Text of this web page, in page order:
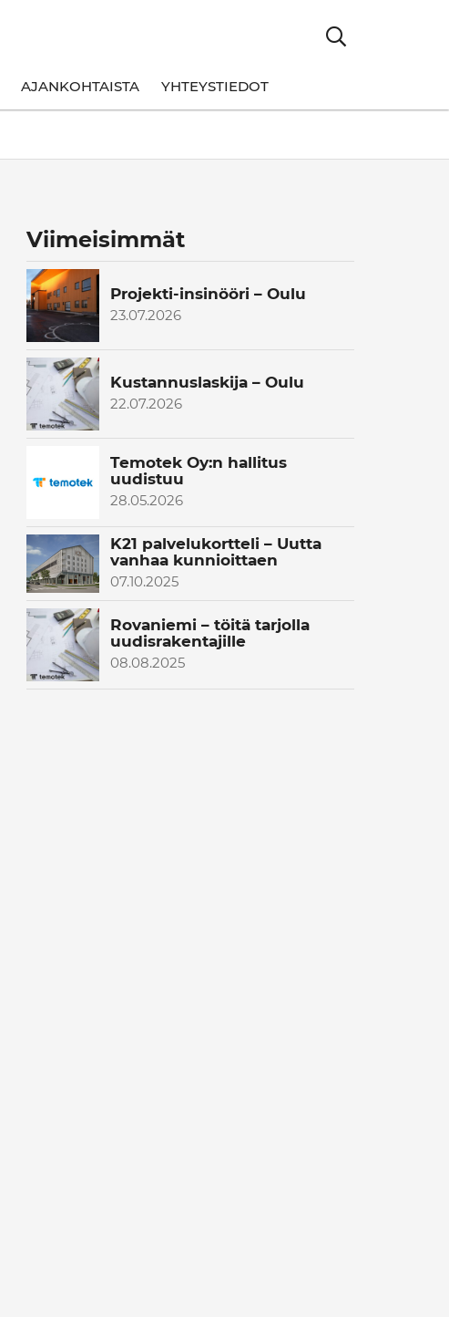
AJANKOHTAISTA YHTEYSTIEDOT
Viimeisimmät
Projekti-insinööri – Oulu
23.07.2026
Kustannuslaskija – Oulu
22.07.2026
Temotek Oy:n hallitus
uudistuu
28.05.2026
K21 palvelukortteli – Uutta
vanhaa kunnioittaen
07.10.2025
Rovaniemi – töitä tarjolla
uudisrakentajille
08.08.2025